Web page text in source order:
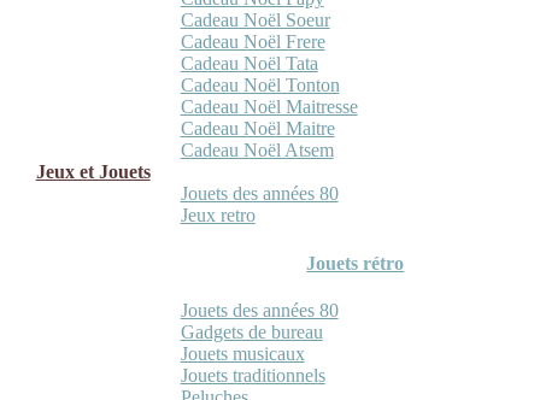
Cadeau Noël Soeur
Cadeau Noël Frere
Cadeau Noël Tata
Cadeau Noël Tonton
Cadeau Noël Maitresse
Cadeau Noël Maitre
Cadeau Noël Atsem
Jeux et Jouets
Jouets des années 80
Jeux retro
Jouets rétro
Jouets des années 80
Gadgets de bureau
Jouets musicaux
Jouets traditionnels